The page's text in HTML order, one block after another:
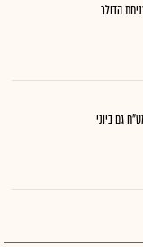
הדולר
גם ביוני